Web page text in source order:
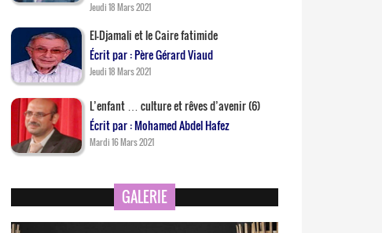
Jeudi 18 Mars 2021
El-Djamali et le Caire fatimide
Écrit par : Père Gérard Viaud
Jeudi 18 Mars 2021
L’enfant … culture et rêves d’avenir (6)
Écrit par : Mohamed Abdel Hafez
Mardi 16 Mars 2021
GALERIE